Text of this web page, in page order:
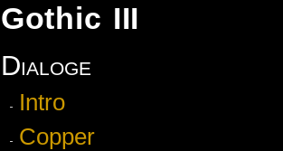
Gothic III
Dialoge
Intro
Copper